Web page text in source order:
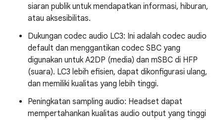
siaran publik untuk mendapatkan informasi, hiburan,
atau aksesibilitas.
Dukungan codec audio LC3: Ini adalah codec audio
default dan menggantikan codec SBC yang
digunakan untuk A2DP (media) dan mSBC di HFP
(suara). LC3 lebih efisien, dapat dikonfigurasi ulang,
dan memiliki kualitas yang lebih tinggi.
Peningkatan sampling audio: Headset dapat
mempertahankan kualitas audio output yang tinggi